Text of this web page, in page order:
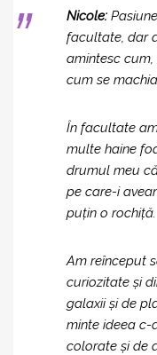
Nicole:
facultate, dar
amintesc
cum se
În facultate
multe haine
drumul meu
pe care-i
puțin o rochiță.
Am reînceput
curiozitate și
galaxii și de
minte ideea c-
colorate și de